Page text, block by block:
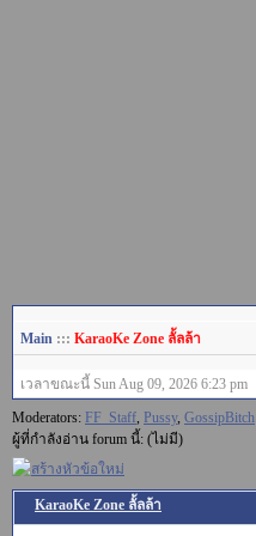
Main ::: KaraoKe Zone ลั้ลล้า
เวลาขณะนี้ Sun Aug 09, 2026 6:23 pm
Moderators: FF_Staff, Pussy, GossipBitch
ผู้ที่กำลังอ่าน forum นี้: (ไม่มี)
KaraoKe Zone ลั้ลล้า